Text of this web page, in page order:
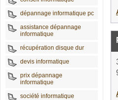
dépannage informatique pc
assistance dépannage
informatique
récupération disque dur
devis informatique
prix dépannage
informatique
société informatique